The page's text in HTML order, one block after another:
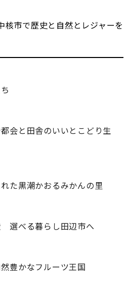
核市で歴史と自然とレジャーを
会と田舎のいいとこどり生
た黒潮かおるみかんの里
選べる暮らし田辺市へ
豊かなフルーツ王国